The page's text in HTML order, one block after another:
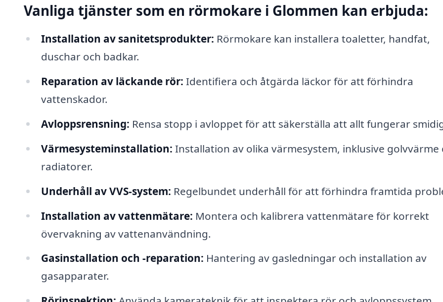
Vanliga tjänster som en rörmokare i Glommen kan erbjuda:
Installation av sanitetsprodukter: Rörmokare kan installera toaletter, handfat,
duschar och badkar.
Reparation av läckande rör: Identifiera och åtgärda läckor för att förhindra
vattenskador.
Avloppsrensning: Rensa stopp i avloppet för att säkerställa att allt fungerar
Värmesysteminstallation: Installation av olika värmesystem, inklusive golvvärme
radiatorer.
Underhåll av VVS-system: Regelbundet underhåll för att förhindra framtida
Installation av vattenmätare: Montera och kalibrera vattenmätare för korrekt
övervakning av vattenanvändning.
Gasinstallation och -reparation: Hantering av gasledningar och installation av
gasapparater.